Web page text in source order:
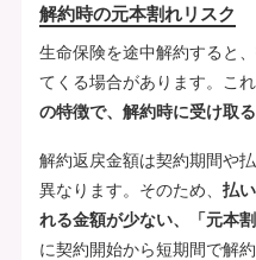
解約時の元本割れリスク
生命保険を途中解約すると
てくる場合があります。これ
の特徴で、解約時に受け取
解約返戻金額は契約期間や
異なります。そのため、 払
れる金額が少ない、「元本
に契約開始から短期間で解